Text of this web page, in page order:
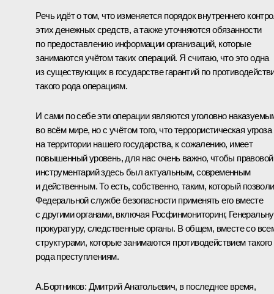
Речь идёт о том, что изменяется порядок внутреннего
этих денежных средств, а также уточняются обязанности
по предоставлению информации организаций, которые
занимаются учётом таких операций. Я считаю, что это одна
из существующих в государстве гарантий по
такого рода операциям.
И сами по себе эти операции являются уголовно
во всём мире, но с учётом того, что террористическая угроза
на территории нашего государства, к сожалению, имеет
повышенный уровень, для нас очень важно, чтобы правовой
инструментарий здесь был актуальным, современным
и действенным. То есть, собственно, таким, который
Федеральной службе безопасности применять его вместе
с другими органами, включая Росфинмониторинг,
прокуратуру, следственные органы. В общем, вместе со
структурами, которые занимаются противодействием такого
рода преступлениям.
А.Бортников: Дмитрий Анатольевич, в последнее время,